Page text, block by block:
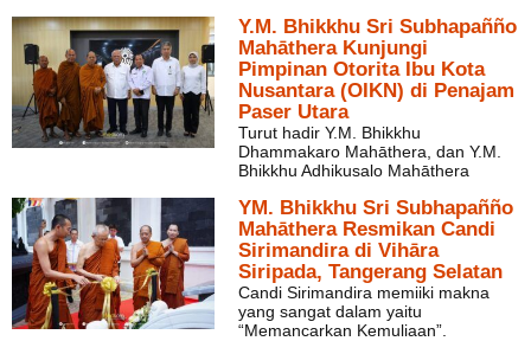
Y.M. Bhikkhu Sri Subhapañño
Mahāthera Kunjungi
Pimpinan Otorita Ibu Kota
Nusantara (OIKN) di Penajam
Paser Utara
Turut hadir Y.M. Bhikkhu
Dhammakaro Mahāthera, dan Y.M.
Bhikkhu Adhikusalo Mahāthera
YM. Bhikkhu Sri Subhapañño
Mahāthera Resmikan Candi
Sirimandira di Vihāra
Siripada, Tangerang Selatan
Candi Sirimandira memiiki makna
yang sangat dalam yaitu
“Memancarkan Kemuliaan”.